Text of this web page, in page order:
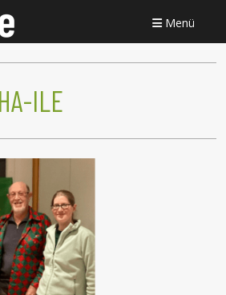
Menü
HA-ILE